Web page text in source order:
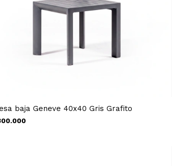
baja Geneve 40x40 Gris Grafito